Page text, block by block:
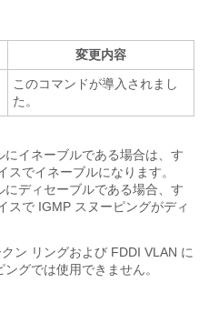
変更内容
このコマンドが導入されまし
た。
イネーブルである場合は、す
でイネーブルになります。
ディセーブルである場合、す
スで IGMP スヌーピングがディ
ン リングおよび FDDI VLAN に
グでは使用できません。